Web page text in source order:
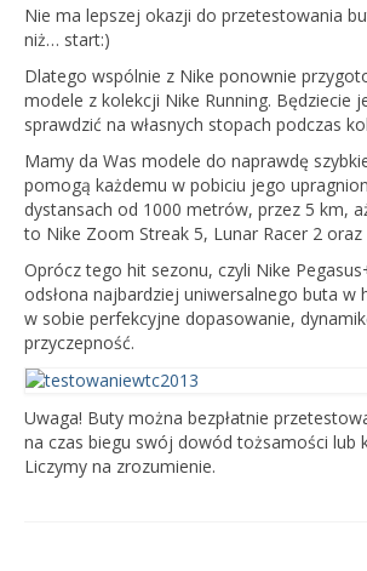
Wyniki cyklu 2022
wyniki 19.09.2022
21.06.2022
24.05.2022
19.09.2021
22.05.2021
26.07.2020 r.
Wyniki Warsaw Track Cup 2019
Nie ma lepszej okazji do przetestowania
niż… start:)
Dlatego wspólnie z Nike ponownie
modele z kolekcji Nike Running. Będziecie
sprawdzić na własnych stopach podczas
Mamy da Was modele do naprawdę
pomogą każdemu w pobiciu jego
dystansach od 1000 metrów, przez 5 km,
to Nike Zoom Streak 5, Lunar Racer 2 oraz
Oprócz tego hit sezonu, czyli Nike
odsłona najbardziej uniwersalnego buta w
w sobie perfekcyjne dopasowanie,
przyczepność.
Uwaga! Buty można bezpłatnie
na czas biegu swój dowód tożsamości lub
Liczymy na zrozumienie.